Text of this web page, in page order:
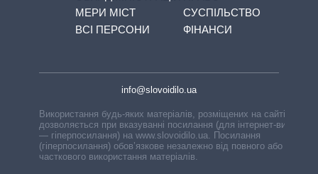
МЕРИ МІСТ
ВСІ ПЕРСОНИ
СУСПІЛЬСТВО
ФІНАНСИ
info@slovoidilo.ua
Використання будь-яких матеріалів, розміщених на сайті,
дозволяється при вказуванні посилання (для інтернет-видань
— гіперпосилання) на www.slovoidilo.ua. Посилання
(гіперпосилання) обов’язкове незалежно від повного або
часткового використання матеріалів.